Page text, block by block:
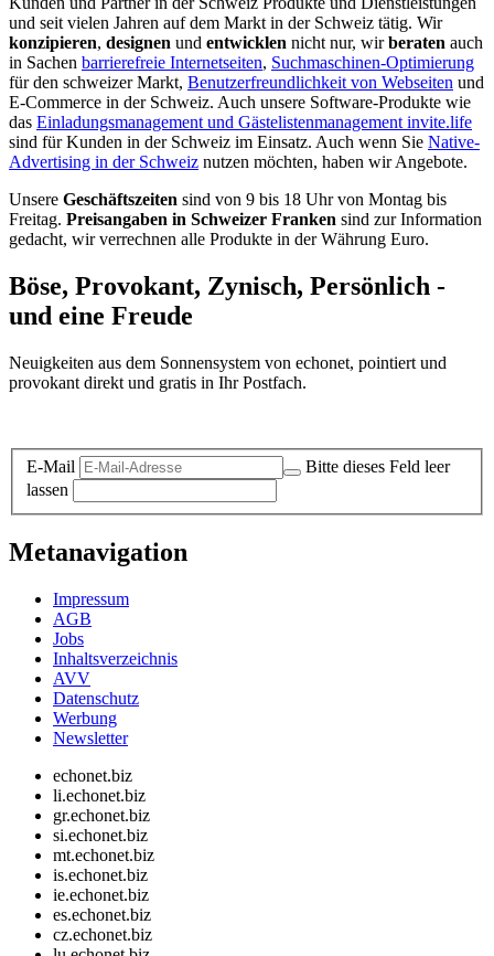
und seit vielen Jahren auf dem Markt in der Schweiz tätig. Wir
konzipieren, designen und entwicklen nicht nur, wirberaten auch
in Sachen barrierefreie Internetseiten, Suchmaschinen-Optimierung
für den schweizer Markt, Benutzerfreundlichkeit von Webseiten und
E-Commerce in der Schweiz. Auch unsere Software-Produkte wie
das Einladungsmanagement und Gästelistenmanagement invite.life
sind für Kunden in der Schweiz im Einsatz. Auch wenn Sie Native-
Advertising in der Schweiz nutzen möchten, haben wir Angebote.
Unsere Geschäftszeiten sind von 9 bis 18 Uhr von Montag bis
Freitag. Preisangaben in Schweizer Franken sind zur Information
gedacht, wir verrechnen alle Produkte in der Währung Euro.
Böse, Provokant, Zynisch, Persönlich -
und eine Freude
Neuigkeiten aus dem Sonnensystem von echonet, pointiert und
provokant direkt und gratis in Ihr Postfach.
E-Mail
Bitte dieses Feld leer
lassen
Metanavigation
Impressum
AGB
Jobs
Inhaltsverzeichnis
AVV
Datenschutz
Werbung
Newsletter
echonet.biz
li.echonet.biz
gr.echonet.biz
si.echonet.biz
mt.echonet.biz
is.echonet.biz
ie.echonet.biz
es.echonet.biz
cz.echonet.biz